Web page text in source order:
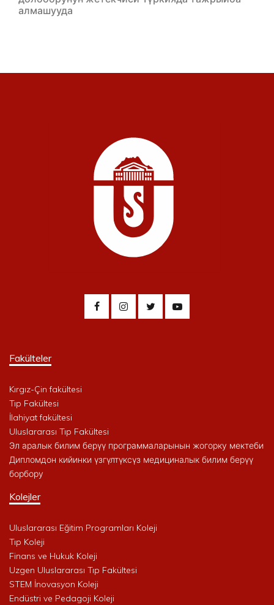
алмашууда
Fakülteler
Kırgız-Çin fakültesi
Tıp Fakültesi
İlahiyat fakültesi
Uluslararası Tıp Fakültesi
Эл аралык билим берүү программаларынын жогорку мектеби
Дипломдон кийинки үзгүлтүксүз медициналык билим берүү
борбору
Kolejler
Uluslararası Eğitim Programları Koleji
Tıp Koleji
Finans ve Hukuk Koleji
Uzgen Uluslararası Tıp Fakültesi
STEM İnovasyon Koleji
Endüstri ve Pedagoji Koleji